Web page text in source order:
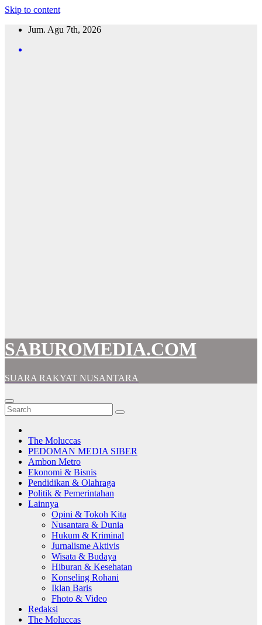
Skip to content
Jum. Agu 7th, 2026
SABUROMEDIA.COM
SUARA RAKYAT NUSANTARA
The Moluccas
PEDOMAN MEDIA SIBER
Ambon Metro
Ekonomi & Bisnis
Pendidikan & Olahraga
Politik & Pemerintahan
Lainnya
Opini & Tokoh Kita
Nusantara & Dunia
Hukum & Kriminal
Jurnalisme Aktivis
Wisata & Budaya
Hiburan & Kesehatan
Konseling Rohani
Iklan Baris
Fhoto & Video
Redaksi
The Moluccas